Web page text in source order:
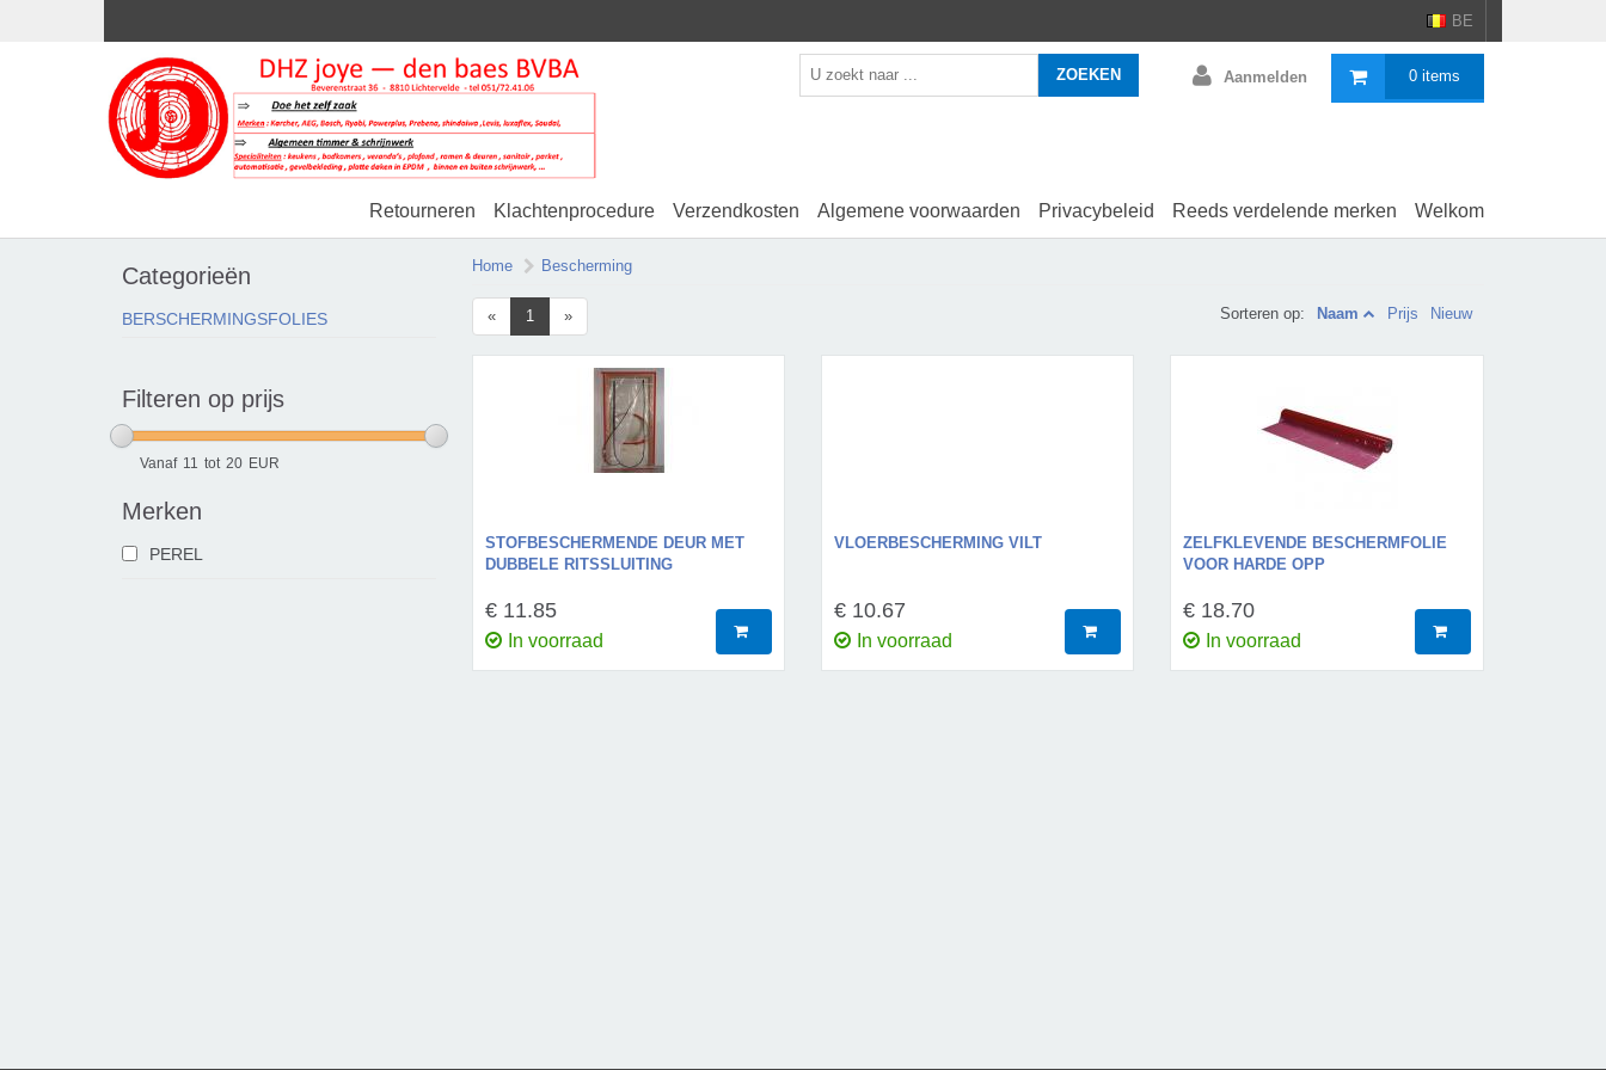
BE
0 items
Aanmelden
ZOEKEN
Retourneren Klachtenprocedure Verzendkosten Algemene voorwaarden Privacybeleid Reeds verdelende merken Welkom
Categorieën
BERSCHERMINGSFOLIES
Filteren op prijs
Vanaf 11 tot 20 EUR
Merken
PEREL
Home Bescherming
« 1 » Sorteren op: Naam Prijs Nieuw
STOFBESCHERMENDE DEUR MET
DUBBELE RITSSLUITING
€ 11.85
In voorraad
VLOERBESCHERMING VILT
€ 10.67
In voorraad
ZELFKLEVENDE BESCHERMFOLIE
VOOR HARDE OPP
€ 18.70
In voorraad